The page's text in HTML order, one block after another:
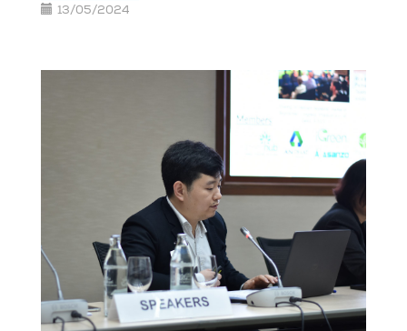
13/05/2024